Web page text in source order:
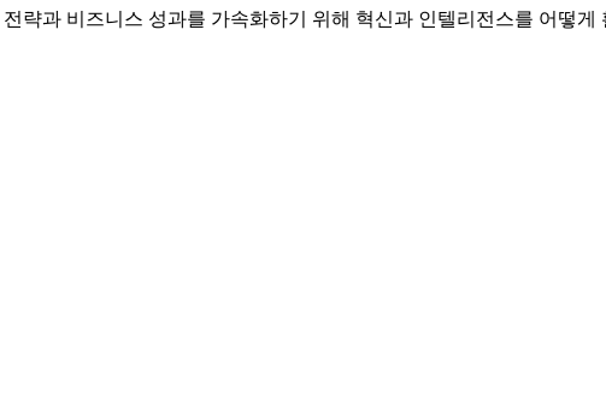
략과 비즈니스 성과를 가속화하기 위해 혁신과 인텔리전스를 어떻